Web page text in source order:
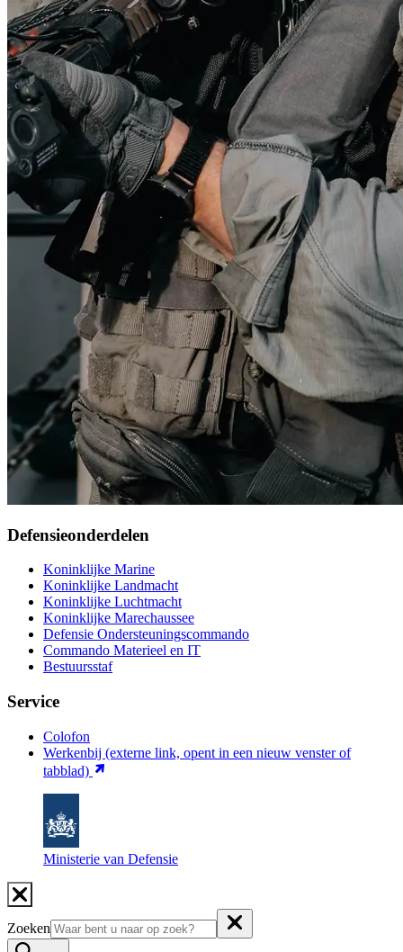
Defensieonderdelen
Koninklijke Marine
Koninklijke Landmacht
Koninklijke Luchtmacht
Koninklijke Marechaussee
Defensie Ondersteuningscommando
Commando Materieel en IT
Bestuursstaf
Service
Colofon
Werkenbij (externe link, opent in een nieuw venster of
tabblad)
Ministerie van Defensie
Zoeken